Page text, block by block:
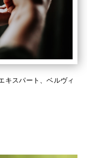
キスパート、ベルヴィ